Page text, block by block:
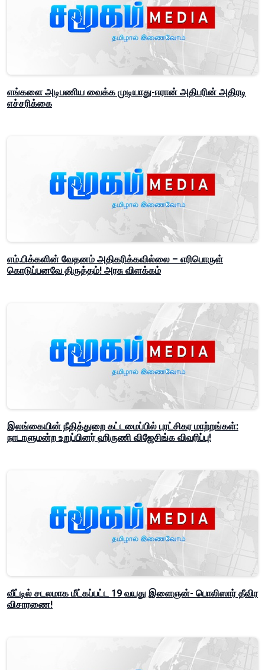
எங்களை அடிபணிய வைக்க முடியாது-ஈரான் அதிபரின் அதிரடி
எச்சரிக்கை
எம்.பிக்களின் வேதனம் அதிகரிக்கவில்லை – எரிபொருள்
கொடுப்பனவே திருத்தம்! அரசு விளக்கம்
இலங்கையின் நீதித்துறை கட்டமைப்பில் புரட்சிகர மாற்றங்கள்:
நாடாளுமன்ற உறுப்பினர் ஹிருணி விஜேசிங்க விவரிப்பு!
வீட்டில் சடலமாக மீட்கப்பட்ட 19 வயது இளைஞன்- பொலிஸார் தீவிர
விசாரணை!